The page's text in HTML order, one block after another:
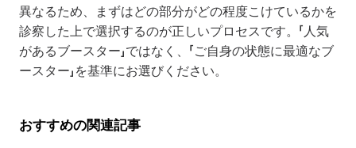
異なるため、まずはどの部分がどの程度こけているかを
診察した上で選択するのが正しいプロセスです。「人気
があるブースター」ではなく、「ご自身の状態に最適なブ
ースター」を基準にお選びください。
おすすめの関連記事